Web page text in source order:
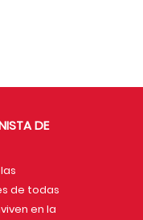
DE
de todas
en la